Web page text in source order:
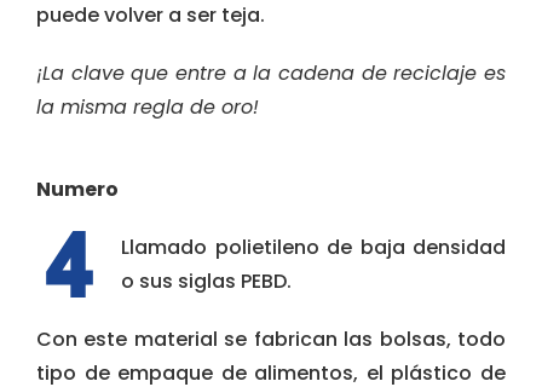
puede volver a ser teja.
¡La clave que entre a la cadena de reciclaje es
la misma regla de oro!
Numero
Llamado polietileno de baja densidad
o sus siglas PEBD.
Con este material se fabrican las bolsas, todo
tipo de empaque de alimentos, el plástico de